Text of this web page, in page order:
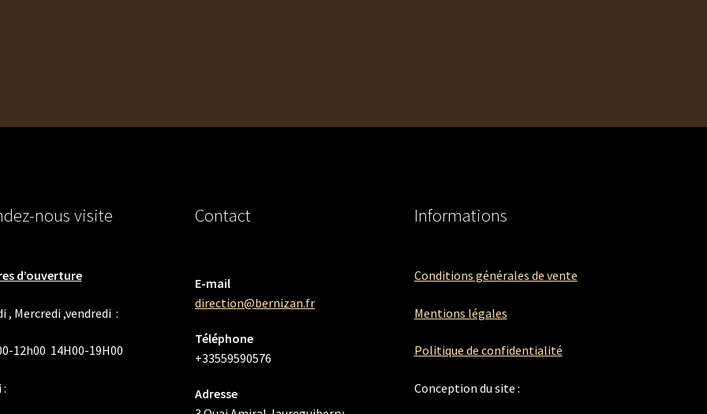
nous visite
d’ouverture
, Mercredi ,vendredi :
12h00 14H00-19H00
:
Contact
E-mail
direction@bernizan.fr
Téléphone
+33559590576
Adresse
Informations
Conditions générales de vente
Mentions légales
Politique de confidentialité
Conception du site :